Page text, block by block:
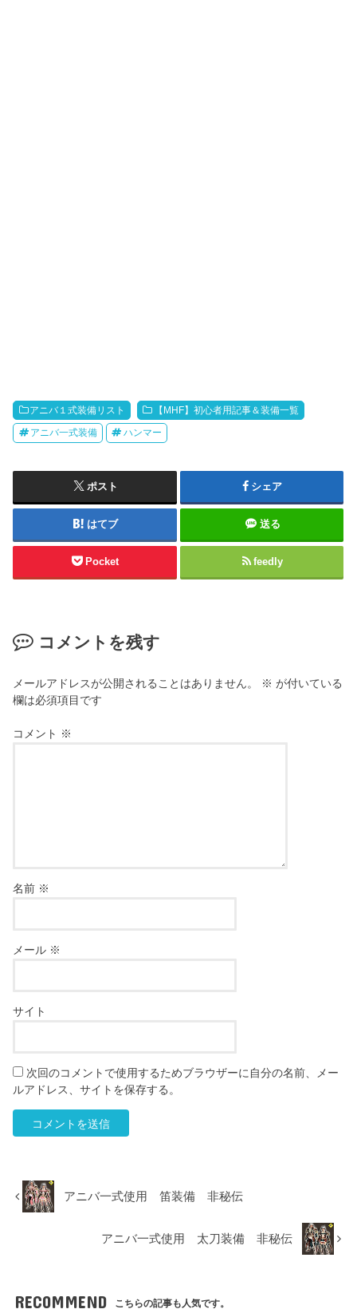
アニバ１式装備リスト 【MHF】初心者用記事＆装備一覧
アニバ一式装備 ハンマー
ポスト シェア
はてブ 送る
Pocket feedly
コメントを残す
メールアドレスが公開されることはありません。 ※ が付いている
欄は必須項目です
コメント ※
名前 ※
メール ※
サイト
次回のコメントで使用するためブラウザーに自分の名前、メー
ルアドレス、サイトを保存する。
アニバ一式使用 笛装備 非秘伝
アニバ一式使用 太刀装備 非秘伝
RECOMMEND こちらの記事も人気です。